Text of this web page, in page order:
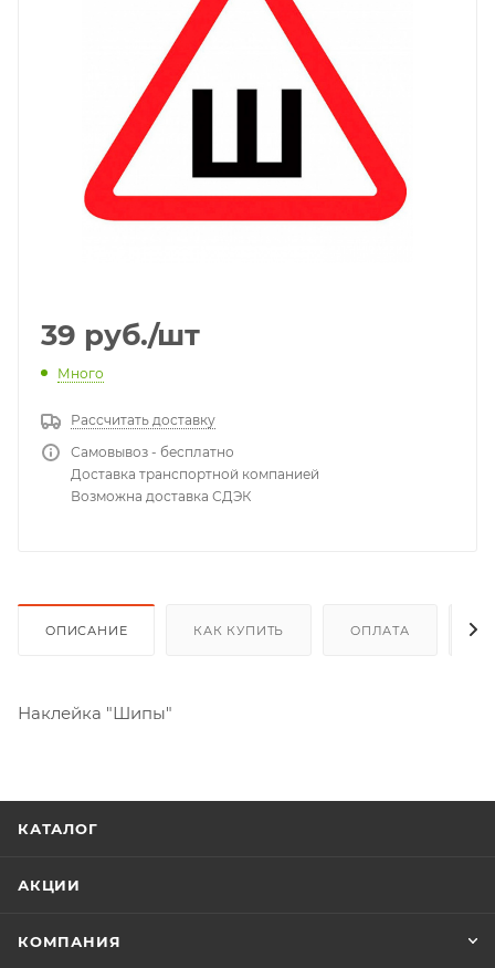
39 руб./шт
Много
Рассчитать доставку
Самовывоз - бесплатно
Доставка транспортной компанией
Возможна доставка СДЭК
ОПИСАНИЕ КАК КУПИТЬ ОПЛАТА
Наклейка "Шипы"
КАТАЛОГ
АКЦИИ
КОМПАНИЯ